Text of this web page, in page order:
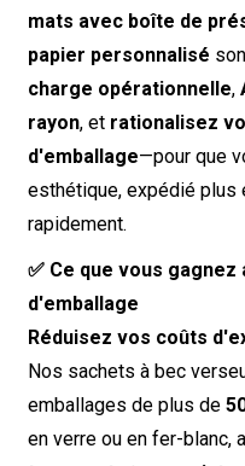
mats avec boîte de
papier personnalisé
charge opérationnelle,
rayon, et rationalisez
d'emballage—pour que
esthétique, expédié plus
rapidement.
✅ Ce que vous
d'emballage
Réduisez vos coûts
Nos sachets à bec
emballages de plus de
en verre ou en fer-blanc,